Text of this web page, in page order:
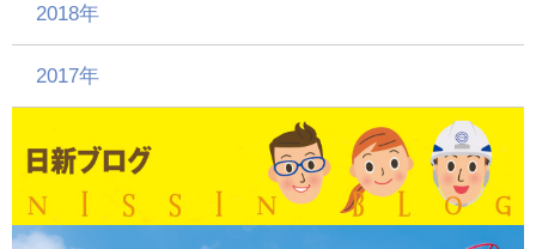
2018年
2017年